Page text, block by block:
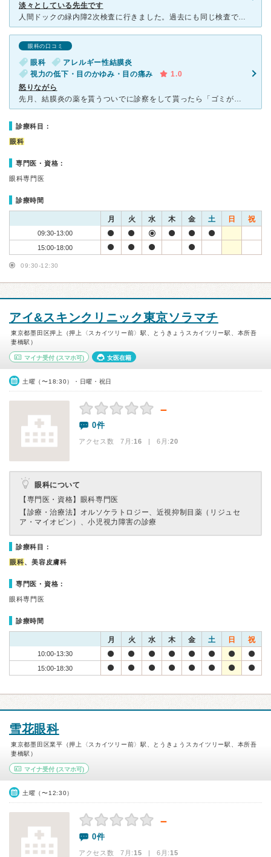
淡々としている先生です
人間ドックの緑内障2次検査に行きました。過去にも同じ検査で通院していたので、久しぶりでしたが、相変わらず混んでいます。緑内障の検査自身も時間がかかるのですが、予約したのですが検査開始まで30分以上待ち
眼科の口コミ
眼科
アレルギー性結膜炎
視力の低下・目のかゆみ・目の痛み
1.0
怒りながら
先月、結膜炎の薬を貰うついでに診察をして貰ったら「ゴミが入っていて傷が出来ています。結膜炎の薬と一緒に傷の薬を出しておきます。暫く様子を見て、また、来てください。」と言われたので、今日の午後から行きま
診療科目：
眼科
専門医・資格：
眼科専門医
診療時間
月 火 水 木 金 土 日 祝
09:30-13:00
15:00-18:00
09:30-12:30
アイ&スキンクリニック東京ソラマチ
東京都墨田区押上（押上〈スカイツリー前〉駅、とうきょうスカイツリー駅、本所吾
妻橋駅）
マイナ受付 (スマホ可) 女医在籍
土曜（〜18:30）・日曜・祝日
－
0件
アクセス数 7月:16 | 6月:20
眼科について
【専門医・資格】 眼科専門医
【診療・治療法】 オルソケラトロジー、近視抑制目薬（リジュセ
ア・マイオピン）、小児視力障害の診療
診療科目：
眼科、美容皮膚科
専門医・資格：
眼科専門医
診療時間
月 火 水 木 金 土 日 祝
10:00-13:30
15:00-18:30
雪花眼科
東京都墨田区業平（押上〈スカイツリー前〉駅、とうきょうスカイツリー駅、本所吾
妻橋駅）
マイナ受付 (スマホ可)
土曜（〜12:30）
－
0件
アクセス数 7月:15 | 6月:15